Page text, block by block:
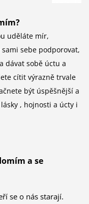
uděláte mír,
sebe podporovat,
dávat sobě úctu a
cítit výrazně trvale
být úspěšnější a
, hojnosti a úcty i
a se
se o nás starají.